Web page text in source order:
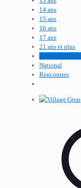
14 ans
15 ans
16 ans
17 ans
21 ans et plus
National
Rencontres